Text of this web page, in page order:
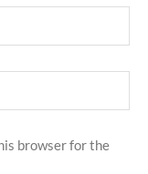
browser for the